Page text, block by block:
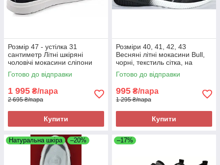
Розмір 47 - устілка 31
сантиметр Літні шкіряні
чоловічі мокасини сліпони
Maxus, білі, на підошві з піни,
легкі та зручні
Готово до відправки
1 995 ₴/пара
2 695 ₴/пара
Купити
Розміри 40, 41, 42, 43
Весняні літні мокасини Bull,
чорні, текстиль сітка, на
підошві з піни, легкі та зручні
Готово до відправки
995 ₴/пара
1 295 ₴/пара
Купити
Натуральна шкіра –20% –17%